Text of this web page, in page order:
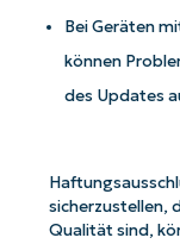
Bei Geräten
können
des Updates
sicherzustellen,
Qualität sind,
Starten
Business
email*